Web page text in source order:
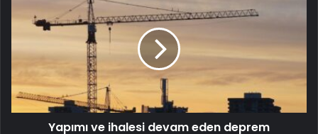
Yapımı ve ihalesi devam eden deprem